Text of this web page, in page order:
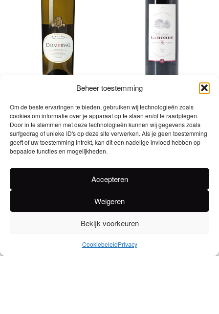
Beheer toestemming
Om de beste ervaringen te bieden, gebruiken wij technologieën zoals
cookies om informatie over je apparaat op te slaan en/of te raadplegen.
Door in te stemmen met deze technologieën kunnen wij gegevens zoals
surfgedrag of unieke ID's op deze site verwerken. Als je geen toestemming
geeft of uw toestemming intrekt, kan dit een nadelige invloed hebben op
bepaalde functies en mogelijkheden.
Accepteren
Weigeren
Bekijk voorkeuren
CookiebeleidPrivacy
Domerval Chardonnay
Wit 13% – Fles 75cl
Chateau Laborde Rood
12,5% – Fles 75cl